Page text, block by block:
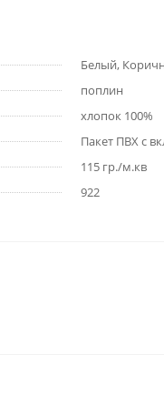
Белый,
поплин
хлопок 100%
Пакет ПВХ с
115 гр./м.кв
922